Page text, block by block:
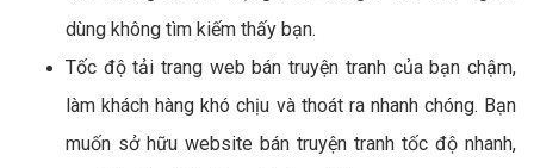
dùng không tìm kiếm thấy bạn.
Tốc độ tải trang web bán truyện tranh của bạn chậm,
làm khách hàng khó chịu và thoát ra nhanh chóng. Bạn
muốn sở hữu website bán truyện tranh tốc độ nhanh,